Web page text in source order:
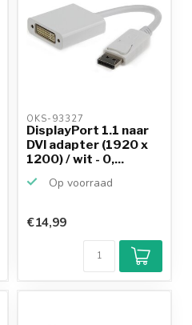
OKS-93327
DisplayPort 1.1 naar
DVI adapter (1920 x
1200) / wit - 0,...
Op voorraad
€14,99